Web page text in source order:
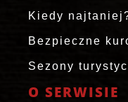
Kiedy
Bezpieczne
Sezony
O SERWISIE